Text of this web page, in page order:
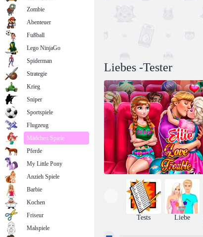
Liebes -Tester
Tests Liebe
Zombie
Abenteuer
Fußball
Lego NinjaGo
Spiderman
Strategie
Krieg
Sniper
Sportspiele
Flugzeug
Mädchen Spiele
Pferde
My Little Pony
Anzieh Spiele
Barbie
Kochen
Friseur
Malspiele